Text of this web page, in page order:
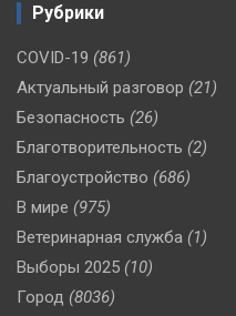
Рубрики
COVID-19 (861)
Актуальный разговор (21)
Безопасность (26)
Благотворительность (2)
Благоустройство (686)
В мире (975)
Ветеринарная служба (1)
Выборы 2025 (10)
Город (8036)